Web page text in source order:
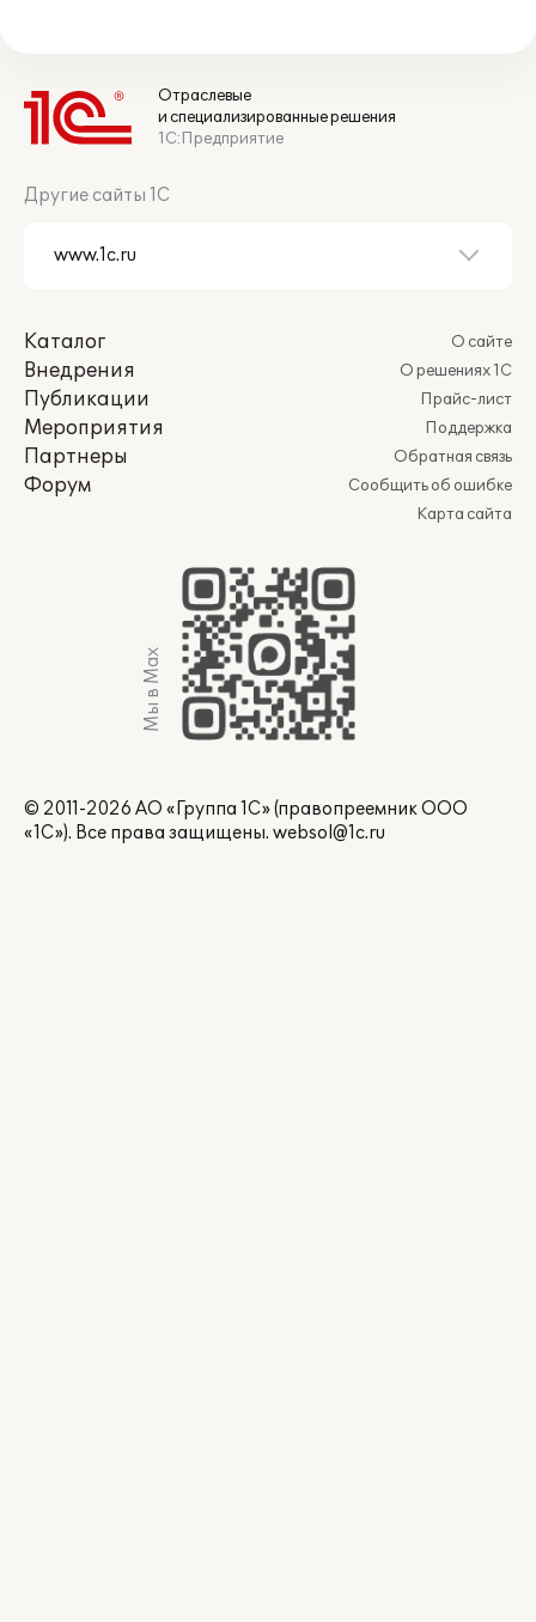
Отраслевые
и специализированные решения
1С:Предприятие
Другие сайты 1С
Каталог
Внедрения
Публикации
Мероприятия
Партнеры
Форум
О сайте
О решениях 1С
Прайс-лист
Поддержка
Обратная связь
Сообщить об ошибке
Карта сайта
Мы в Max
© 2011-2026 АО «Группа 1С» (правопреемник ООО
«1С»). Все права защищены. websol@1c.ru